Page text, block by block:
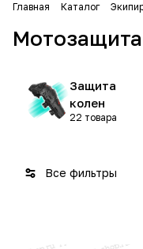
Главная Каталог
Мотозащита
Защита
колен
22 товара
Все фильтры